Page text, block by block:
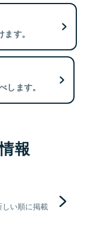
す。
します。
報
い順に掲載